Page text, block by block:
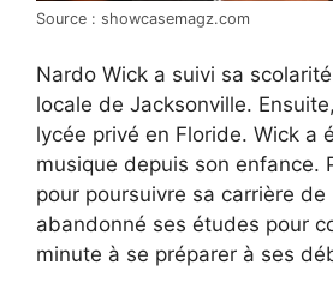
Source : showcasemagz.com
Nardo Wick a suivi sa
locale de Jacksonville.
lycée privé en Floride. Wick a
musique depuis son enfance.
pour poursuivre sa carrière de
abandonné ses études pour
minute à se préparer à ses